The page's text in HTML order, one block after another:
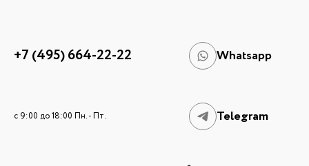
+7 (495) 664-22-22 Whatsapp
c 9:00 до 18:00 Пн. - Пт. Telegram